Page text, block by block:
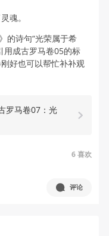
魂。
的诗句“光荣属于希
用成古罗马卷05的标
好也可以帮忙补补观
罗马卷07：光
6喜欢
评论